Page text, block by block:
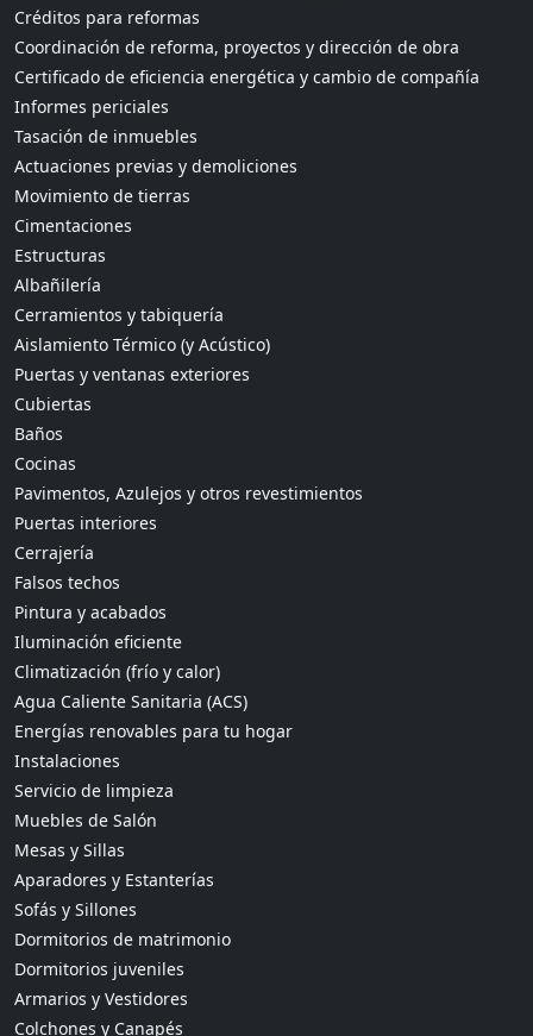
Créditos para reformas
Coordinación de reforma, proyectos y dirección de obra
Certificado de eficiencia energética y cambio de compañía
Informes periciales
Tasación de inmuebles
Actuaciones previas y demoliciones
Movimiento de tierras
Cimentaciones
Estructuras
Albañilería
Cerramientos y tabiquería
Aislamiento Térmico (y Acústico)
Puertas y ventanas exteriores
Cubiertas
Baños
Cocinas
Pavimentos, Azulejos y otros revestimientos
Puertas interiores
Cerrajería
Falsos techos
Pintura y acabados
Iluminación eficiente
Climatización (frío y calor)
Agua Caliente Sanitaria (ACS)
Energías renovables para tu hogar
Instalaciones
Servicio de limpieza
Muebles de Salón
Mesas y Sillas
Aparadores y Estanterías
Sofás y Sillones
Dormitorios de matrimonio
Dormitorios juveniles
Armarios y Vestidores
Colchones y Canapés